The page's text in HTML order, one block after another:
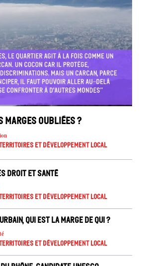
marges oubliées ?
territoires et développement local
droit et santé
territoires et développement local
qui est la marge de qui ?
territoires et développement local